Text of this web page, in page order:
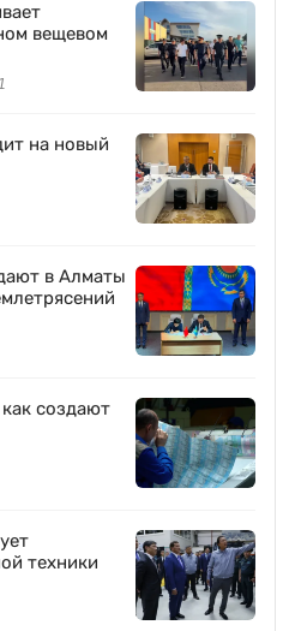
вещевом
на новый
в Алматы
создают
техники